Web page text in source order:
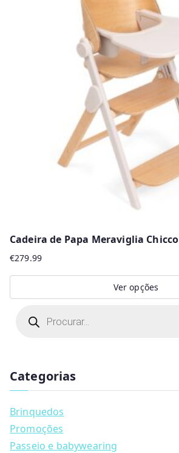
Cadeira de Papa Meraviglia Chicco
€279.99
Ver opções
product
variants.
The
options
may
be
s
s
a
r
c
h
Categorias
Brinquedos
Promoções
Passeio e babywearing